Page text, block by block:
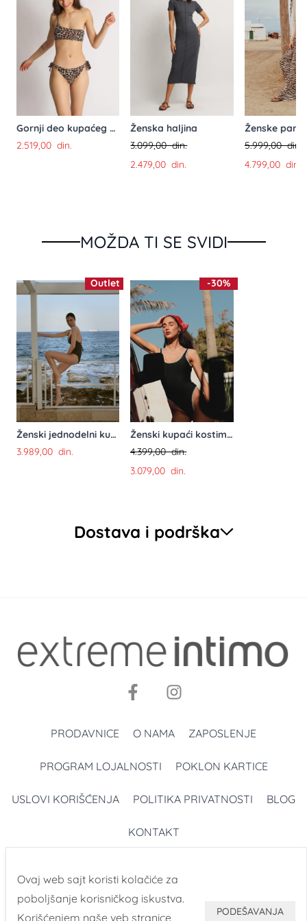
Skupljanje po duzini 0%, po sirini 0%
Održavanje
Elastan
Sintetičko vlakno, velike rastegljivosti i čvrstoće ima
veliku primenu u izradi veša i sportske odeće jer
obezbedjuje udobnost, trajnost i brzo sušenje uglavnom
se kombinuje sa pamukom ili poliesterom zbog bolje
eksibilnosti i održavanja
Gornji deo kupaćeg kostima - top
2.519,00 din.
Ženska haljina
2.479,00 din.
3.099,00 din.
Ženske
4.799,00 din.
5.999,00 din.
MOŽDA TI SE SVIDI
Outlet
Ženski jednodelni kupaći
3.989,00 din.
-30%
Ženski kupaći kostim-jednodelni
3.079,00 din.
4.399,00 din.
Dostava i podrška
PRODAVNICE O NAMA ZAPOSLENJE
PROGRAM LOJALNOSTI POKLON KARTICE
USLOVI KORIŠĆENJA POLITIKA PRIVATNOSTI BLOG
KONTAKT
Ovaj web sajt koristi kolačiće za
poboljšanje korisničkog iskustva.
Korišćenjem naše veb stranice
PODEŠAVANJA